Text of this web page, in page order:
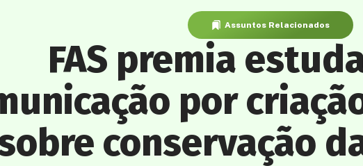
Assuntos Relacionados
FAS premia
por
conservação